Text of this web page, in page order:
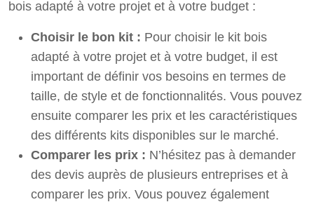
bois adapté à votre projet et à votre budget :
Choisir le bon kit : Pour choisir le kit bois
adapté à votre projet et à votre budget, il est
important de définir vos besoins en termes de
taille, de style et de fonctionnalités. Vous pouvez
ensuite comparer les prix et les caractéristiques
des différents kits disponibles sur le marché.
Comparer les prix : N’hésitez pas à demander
des devis auprès de plusieurs entreprises et à
comparer les prix. Vous pouvez également